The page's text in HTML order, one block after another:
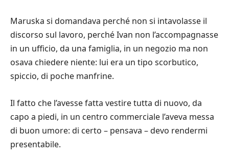
Maruska si domandava perché non si intavolasse il
discorso sul lavoro, perché Ivan non l’accompagnasse
in un ufficio, da una famiglia, in un negozio ma non
osava chiedere niente: lui era un tipo scorbutico,
spiccio, di poche manfrine.
Il fatto che l’avesse fatta vestire tutta di nuovo, da
capo a piedi, in un centro commerciale l’aveva messa
di buon umore: di certo – pensava – devo rendermi
presentabile.